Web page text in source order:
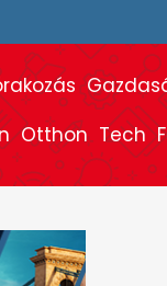
Otthon Tech